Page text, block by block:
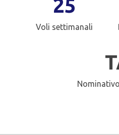
25
Voli settimanali